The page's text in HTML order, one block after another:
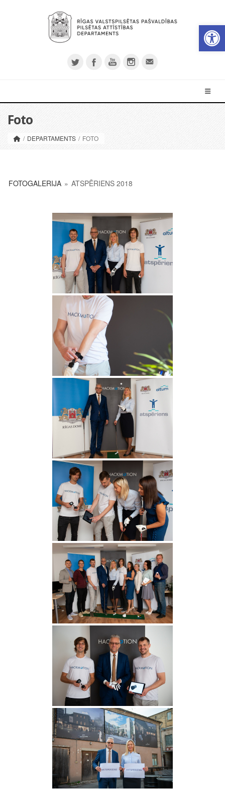
Foto
/ DEPARTAMENTS / FOTO
FOTOGALERIJA » ATSPĒRIENS 2018